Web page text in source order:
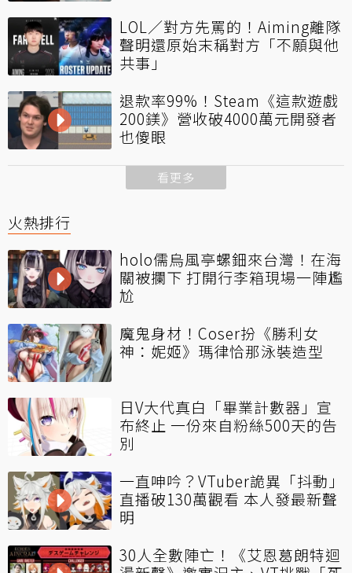
LOL／對方先罵的！Aiming離隊
聲明還原始末稱對方「不願與他
共事」
退款率99%！Steam《這款遊戲
200鎂》營收破4000萬元開發者
也傻眼
看更多
火熱排行
holo儒烏風亭螺鈿來台灣！在海
關被攔下 打開行李箱現場一陣尷
尬
魔鬼身材！Coser扮《勝利女
神：妮姬》瑪律恰那泳裝造型
日V大代真白「畢業計數器」宣
布終止 一份來自粉絲500天的告
別
一直呻吟？VTuber詭異「抖動」
直播破130萬觀看 本人發最新聲
明
30人全數陣亡！《艾恩葛朗特迴